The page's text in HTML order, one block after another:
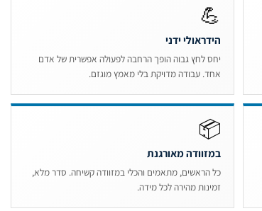
💪
הידראולי ידני
יחס לחץ גבוה הופך הרחבה לפעולה אפשרית של אדם
אחד. עבודה מדויקת בלי מאמץ מוגזם.
📦
במזוודה מאורגנת
כל הראשים, מתאמים והכלי במזוודה קשיחה. סדר מלא,
זמינות מהירה לכל מידה.